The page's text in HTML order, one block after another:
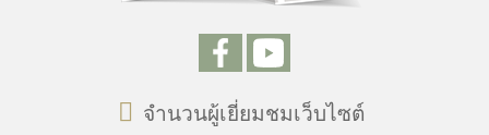
จำนวนผู้เยี่ยมชมเว็บไซต์